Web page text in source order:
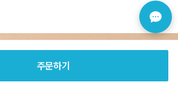
주문하기